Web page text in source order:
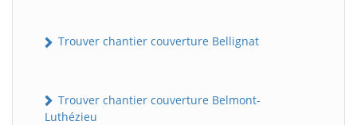
Trouver chantier couverture Bellignat
Trouver chantier couverture Belmont-
Luthézieu